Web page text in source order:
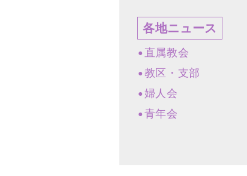
各地ニュース
直属教会
教区・支部
婦人会
青年会